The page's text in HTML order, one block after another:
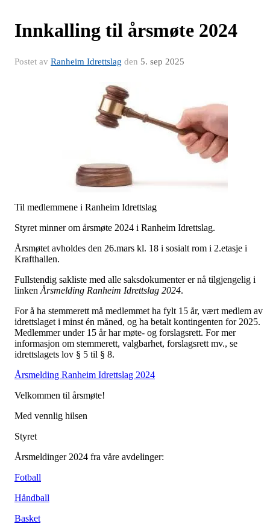
Innkalling til årsmøte 2024
Postet av Ranheim Idrettslag den 5. sep 2025
Til medlemmene i Ranheim Idrettslag
Styret minner om årsmøte 2024 i Ranheim Idrettslag.
Årsmøtet avholdes den 26.mars kl. 18 i sosialt rom i 2.etasje i
Krafthallen.
Fullstendig sakliste med alle saksdokumenter er nå tilgjengelig i
linken Årsmelding Ranheim Idrettslag 2024.
For å ha stemmerett må medlemmet ha fylt 15 år, vært medlem av
idrettslaget i minst én måned, og ha betalt kontingenten for 2025.
Medlemmer under 15 år har møte- og forslagsrett. For mer
informasjon om stemmerett, valgbarhet, forslagsrett mv., se
idrettslagets lov § 5 til § 8.
Årsmelding Ranheim Idrettslag 2024
Velkommen til årsmøte!
Med vennlig hilsen
Styret
Årsmeldinger 2024 fra våre avdelinger:
Fotball
Håndball
Basket